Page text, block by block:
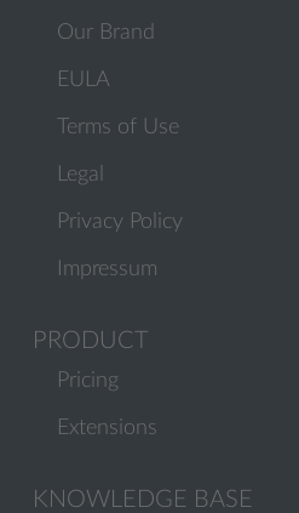
Our Brand
EULA
Terms of Use
Legal
Privacy Policy
Impressum
PRODUCT
Pricing
Extensions
KNOWLEDGE BASE